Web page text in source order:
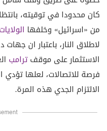
كان محدودا في توقيته،
من «اسرائيل» وخلفها
لاطلاق النار، باعتبار ان
الاستثمار على موقفترامب
فرصة للاتصالات، لعلها تؤدي
الالتزام الجدي هذه المرة.